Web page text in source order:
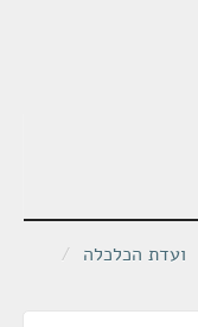
ועדת הכלכלה /